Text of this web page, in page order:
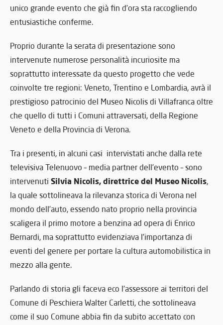
unico grande evento che già fin d’ora sta raccogliendo
entusiastiche conferme.
Proprio durante la serata di presentazione sono
intervenute numerose personalità incuriosite ma
soprattutto interessate da questo progetto che vede
coinvolte tre regioni: Veneto, Trentino e Lombardia, avrà il
prestigioso patrocinio del Museo Nicolis di Villafranca oltre
che quello di tutti i Comuni attraversati, della Regione
Veneto e della Provincia di Verona.
Tra i presenti, in alcuni casi intervistati anche dalla rete
televisiva Telenuovo – media partner dell’evento – sono
intervenuti Silvia Nicolis, direttrice del Museo Nicolis,
la quale sottolineava la rilevanza storica di Verona nel
mondo dell’auto, essendo nato proprio nella provincia
scaligera il primo motore a benzina ad opera di Enrico
Bernardi, ma soprattutto evidenziava l’importanza di
eventi del genere per portare la cultura automobilistica in
mezzo alla gente.
Parlando di storia gli faceva eco l’assessore ai territori del
Comune di Peschiera Walter Carletti, che sottolineava
come il suo Comune abbia fin da subito accettato con